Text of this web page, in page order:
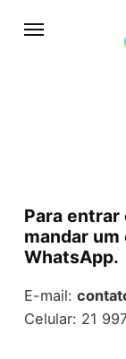
Para
mandar um
WhatsApp.
E-mail:
Celular: 21